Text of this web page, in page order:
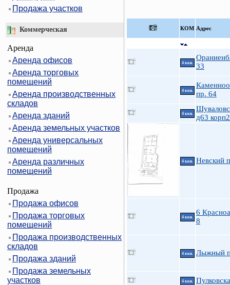
Продажа участков
Коммерческая
Аренда
Аренда офисов
Аренда торговых
помещений
Аренда производственных
складов
Аренда зданий
Аренда земельных участков
Аренда универсальных
помещений
Аренда различных
помещений
Продажа
Продажа офисов
Продажа торговых
помещений
Продажа производственных
складов
Продажа зданий
Продажа земельных
участков
Павловский
Приморский
Пушкинский
Фрунзенский
Центральный
КOМ Адрес
4 ккв.
33
4 ккв.
пр. 64
4 ккв.
д63 корп2
4 ккв. Невский
4 ккв.
6
8
4 ккв. Лыжный
4 ккв.